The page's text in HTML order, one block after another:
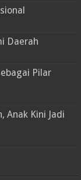
Daerah
Pilar
Anak Kini Jadi